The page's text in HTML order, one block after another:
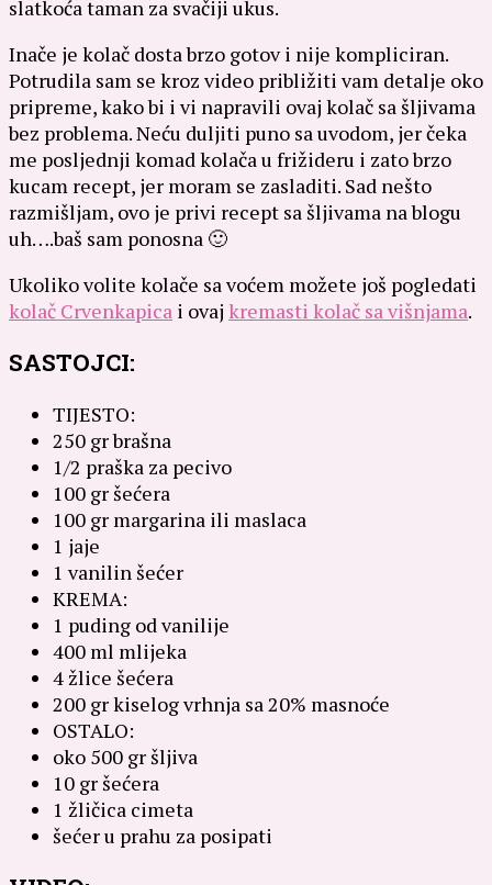
slatkoća taman za svačiji ukus.
Inače je kolač dosta brzo gotov i nije kompliciran.
Potrudila sam se kroz video približiti vam detalje oko
pripreme, kako bi i vi napravili ovaj kolač sa šljivama
bez problema. Neću duljiti puno sa uvodom, jer čeka
me posljednji komad kolača u frižideru i zato brzo
kucam recept, jer moram se zasladiti. Sad nešto
razmišljam, ovo je privi recept sa šljivama na blogu
uh….baš sam ponosna 🙂
Ukoliko volite kolače sa voćem možete još pogledati
kolač Crvenkapica i ovaj kremasti kolač sa višnjama.
SASTOJCI:
TIJESTO:
250 gr brašna
1/2 praška za pecivo
100 gr šećera
100 gr margarina ili maslaca
1 jaje
1 vanilin šećer
KREMA:
1 puding od vanilije
400 ml mlijeka
4 žlice šećera
200 gr kiselog vrhnja sa 20% masnoće
OSTALO:
oko 500 gr šljiva
10 gr šećera
1 žličica cimeta
šećer u prahu za posipati